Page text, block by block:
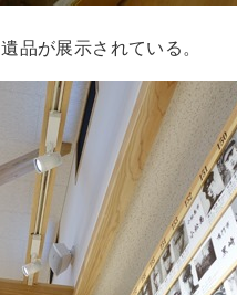
品が展示されている。